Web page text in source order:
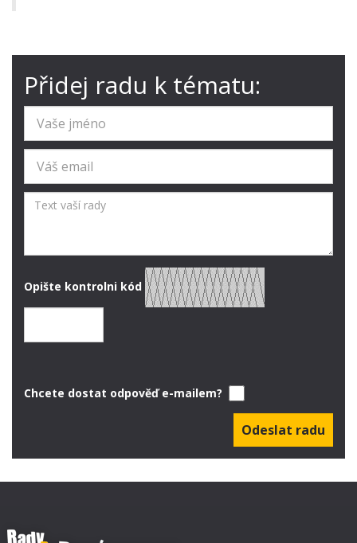
Přidej radu k tématu:
Opište kontrolni kód
Chcete dostat odpověď e-mailem?